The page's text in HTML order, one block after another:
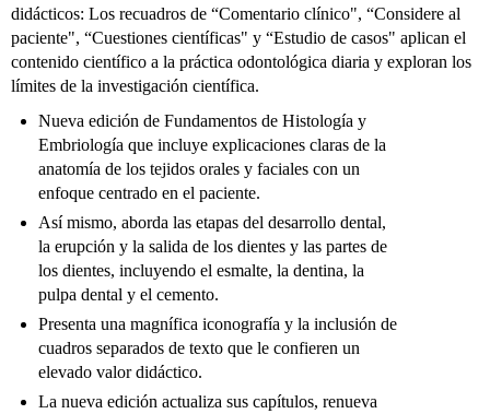
didácticos: Los recuadros de “Comentario clínico", “Considere al
paciente", “Cuestiones científicas" y “Estudio de casos" aplican el
contenido científico a la práctica odontológica diaria y exploran los
límites de la investigación científica.
Nueva edición de Fundamentos de Histología y
Embriología que incluye explicaciones claras de la
anatomía de los tejidos orales y faciales con un
enfoque centrado en el paciente.
Así mismo, aborda las etapas del desarrollo dental,
la erupción y la salida de los dientes y las partes de
los dientes, incluyendo el esmalte, la dentina, la
pulpa dental y el cemento.
Presenta una magnífica iconografía y la inclusión de
cuadros separados de texto que le confieren un
elevado valor didáctico.
La nueva edición actualiza sus capítulos, renueva